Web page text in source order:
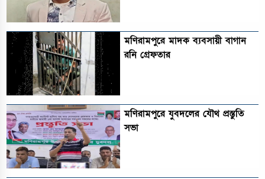
মণিরামপুরে মাদক ব্যবসায়ী বাগান
রনি গ্রেফতার
মণিরামপুরে যুবদলের যৌথ প্রস্তুতি
সভা